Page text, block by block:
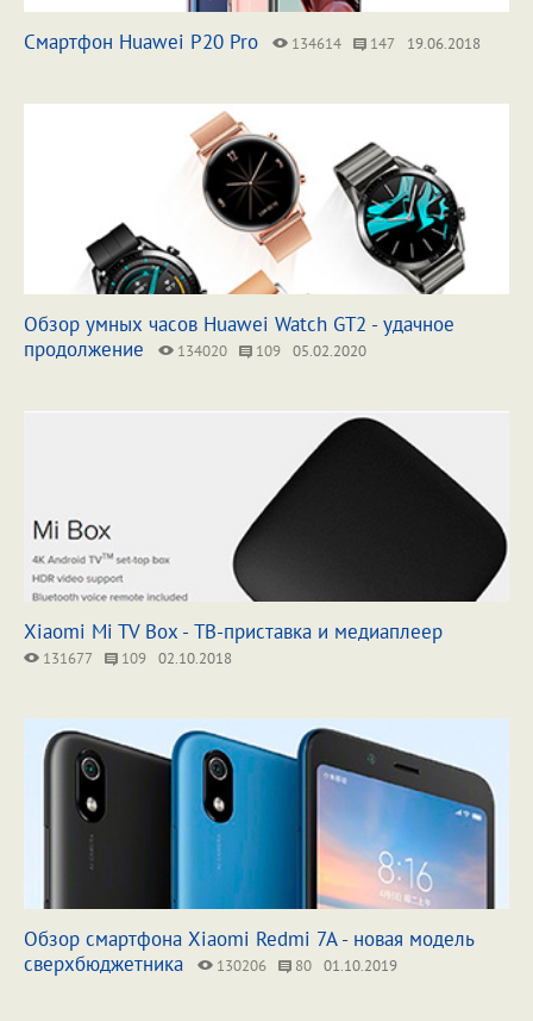
Смартфон Huawei P20 Pro 134614 147 19.06.2018
Обзор умных часов Huawei Watch GT2 - удачное
продолжение
134020 109 05.02.2020
Xiaomi Mi TV Box - ТВ-приставка и медиаплеер
131677 109 02.10.2018
Обзор смартфона Xiaomi Redmi 7A - новая модель
сверхбюджетника
130206 80 01.10.2019